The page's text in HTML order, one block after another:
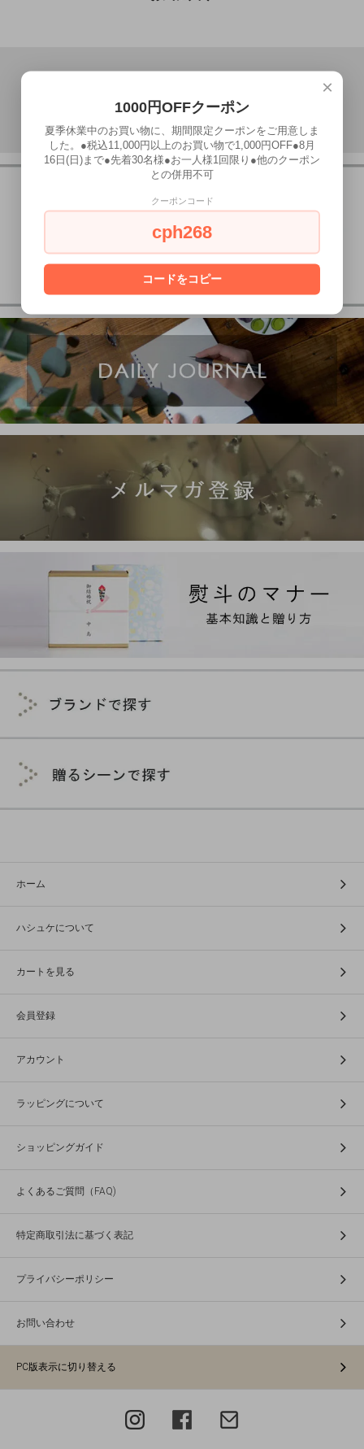
ホーム
ハシュケについて
カートを見る
会員登録
アカウント
ラッピングについて
ショッピングガイド
よくあるご質問（FAQ)
特定商取引法に基づく表記
プライバシーポリシー
お問い合わせ
PC版表示に切り替える
×
1000円OFFクーポン
夏季休業中のお買い物に、期間限定クーポンをご用意しま
した。●税込11,000円以上のお買い物で1,000円OFF●8月
16日(日)まで●先着30名様●お一人様1回限り●他のクーポン
との併用不可
クーポンコード
cph268
コードをコピー